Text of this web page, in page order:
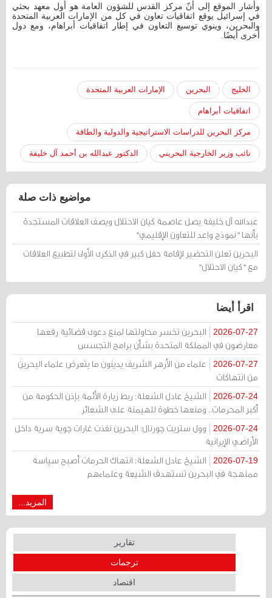
وأشار الموقع إلى أنّ مركز القدس للشؤون العامة هو أول معهد بحثي
في ​​إسرائيل يوقع اتفاقيات تعاون في كل من الإمارات العربية المتحدة
والبحرين، وينوي توسيع التعاون في إطار اتفاقيات أبراهام، ومع دول
أخرى أيضًا.
الخليج البحرين الإمارات العربية المتحدة
اتفاقيات أبراهام
مركز البحرين للدراسات الاستراتيجية والدولية والطاقة
نائب وزير الخارجية البحريني الدكتور عبدالله بن أحمد آل خليفة
مواضيع ذات صلة
عبدالله آل خليفة يصل عاصمة كيان الاحتلال ويصف العلاقات المستجدة
بأنها "نموذج واعد للتعاون الإقليمي"
البحرين تعلن التحضير لإقامة حفل كبير في الذكرى الأولى لتطبيع العلاقات
مع "كيان الاحتلال"
اقرأ أيضا
2026-07-27
البحرين تخسر محاولتها لمنع دعوى قضائية رفعها
معارضون في المملكة المتحدة بشأن برامج التجسس
2026-07-27
علماء من الأزهر الشريف يدينون ما يتعرض علماء البحرين
من انتهاكات
2026-07-24
الشيخ عادل الشعلة: ربط زيارة الأئمة بإذن الحكومة من
أكبر المحرمات.. ومنعها خطوة للهيمنة على الشعائر
2026-07-24
وول ستريت جورنال: البحرين نفذت غارات جوية سرية داخل
الأراضي الإيرانية
2026-07-19
الشيخ عادل الشعلة: انتهاك الحرمات أصبح سياسة
ممنهجة في البحرين تستهدف الشيعة وعلماءهم
المزيد...
تقارير
ترجمات
اقتصاد